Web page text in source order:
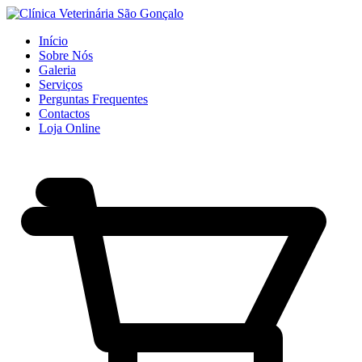
Início
Sobre Nós
Galeria
Serviços
Perguntas Frequentes
Contactos
Loja Online